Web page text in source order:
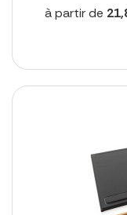
à partir de